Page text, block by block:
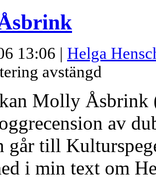
13:06 | Helga
avstängd
Molly Åsbrink
av
går till
i min text om